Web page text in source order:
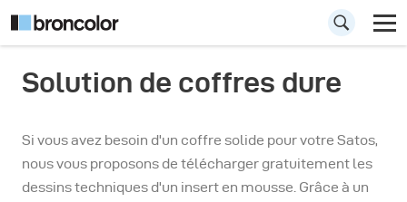
Solution de coffres dure
Si vous avez besoin d'un coffre solide pour votre Satos,
nous vous proposons de télécharger gratuitement les
dessins techniques d'un insert en mousse. Grâce à un